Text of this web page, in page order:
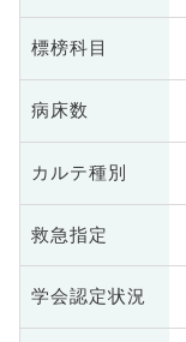
標榜科目
病床数
カルテ種別
救急指定
学会認定状況